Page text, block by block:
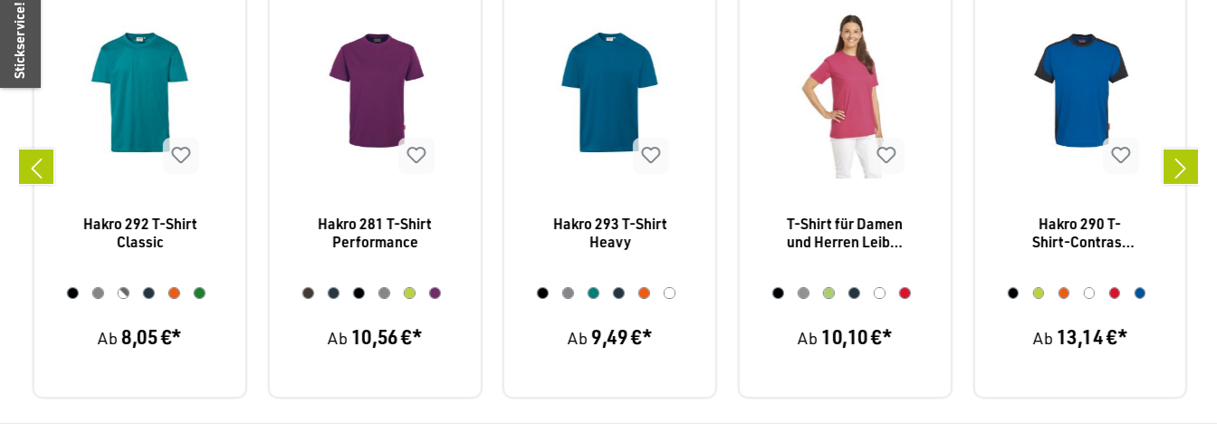
Hakro 292 T-Shirt
Classic
Ab 8,05 €*
Hakro 281 T-Shirt
Performance
Ab 10,56 €*
Hakro 293 T-Shirt
Heavy
Ab9,49 €*
T-Shirt für Damen
und Herren Leiber
Ab 10,10 €*
Hakro 290 T-
Shirt-Contrast
Ab 13,14 €*
Stickservice!